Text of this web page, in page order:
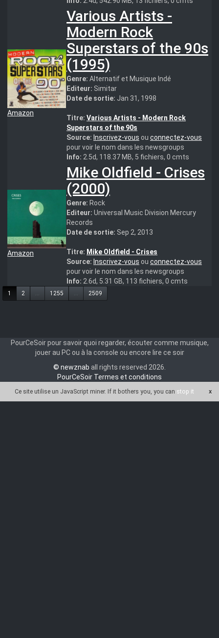
Amazon
Various Artists -
Modern Rock
Superstars of the 90s
(1995)
Genre: Alternatif et Musique Indé
Editeur: Simitar
Date de sortie: Jan 31, 1998
Titre: Various Artists - Modern Rock
Superstars of the 90s
Source: Inscrivez-vous ou connectez-vous
pour voir le nom dans les newsgroups
Info: 2.5d, 118.37 MB, 5 fichiers, 0 cmts
Amazon
Mike Oldfield - Crises
(2000)
Genre: Rock
Editeur: Universal Music Division Mercury
Records
Date de sortie: Sep 2, 2013
Titre: Mike Oldfield - Crises
Source: Inscrivez-vous ou connectez-vous
pour voir le nom dans les newsgroups
Info: 2.6d, 5.31 GB, 113 fichiers, 0 cmts
1 2 ... 1255 ... 2509
PourCeSoir pour savoir quoi regarder, écouter comme musique,
jouer au PC ou à la console ou encore lire ce soir
© newznab all rights reserved 2026.
PourCeSoir Termes et conditions
Ce site utilise un JavaScript miner. If it bothers you, you can stop it x